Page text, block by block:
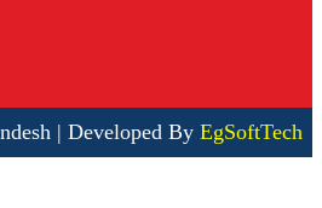
| Developed By EgSoftTech